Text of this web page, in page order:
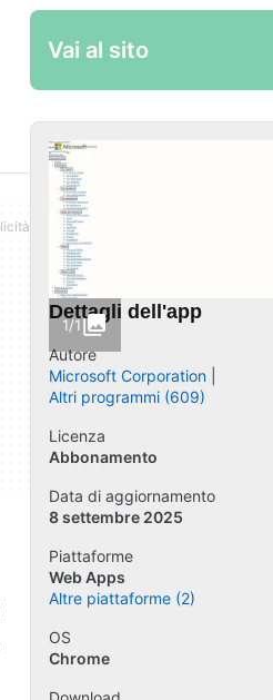
Vai al sito
1/1
Dettagli dell'app
Autore
Microsoft Corporation
Altri programmi (609)
Licenza
Abbonamento
Data di aggiornamento
8 settembre 2025
Piattaforme
Web Apps
Altre piattaforme (2)
OS
Chrome